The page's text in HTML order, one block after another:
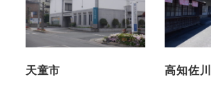
天童市 高知佐川